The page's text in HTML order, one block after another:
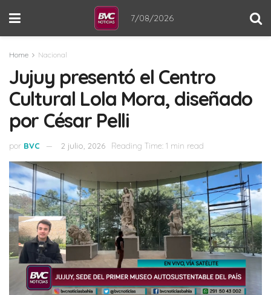
7/08/2026
Home Nacional
Jujuy presentó el Centro
Cultural Lola Mora, diseñado
por César Pelli
por BVC 2 julio, 2026 Reading Time: 1 min read